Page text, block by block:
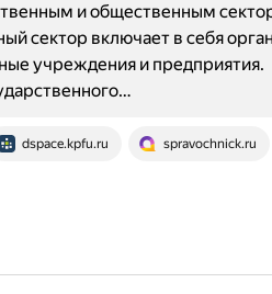
dspace.kpfu.ru spravochnick.ru
и общественным
сектор включает в себя
учреждения и предприятия.